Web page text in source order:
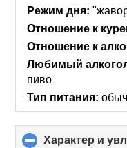
Режим дня:
Отношение к
Отношение к
Любимый
пиво
Тип питания:
Характер и